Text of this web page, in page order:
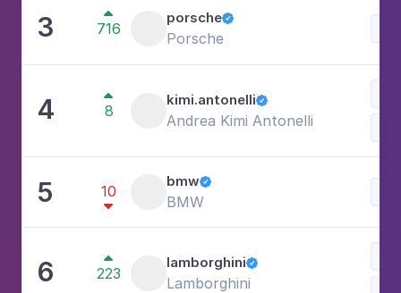
3 
716
porsche
Porsche
4 
8
kimi.antonelli
Andrea Kimi Antonelli
5 10

bmw
BMW
6 
223
lamborghini
Lamborghini